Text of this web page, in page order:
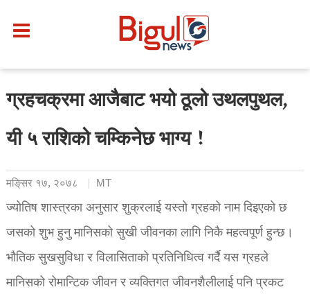
ग्रहचक्रमा आजैबाट भयो ठूलो उथलपुथल,
यी ५ राशिको चम्किनेछ भाग्य !
मङि्सर १७, २०७८ MT
ज्योतिष शास्त्रका अनुसार शुक्रलाई यस्तो ग्रहको नाम दिइएको छ
जसको शुभ हुनु मानिसको सुखी जीवनका लागि निकै महत्वपूर्ण हुन्छ।
भौतिक सुखसुविधा र विलासिताको प्रतिनिधित्व गर्दै यस ग्रहले
मानिसको रोमान्टिक जीवन र व्यक्तिगत जीवनशैलीलाई पनि प्रकट